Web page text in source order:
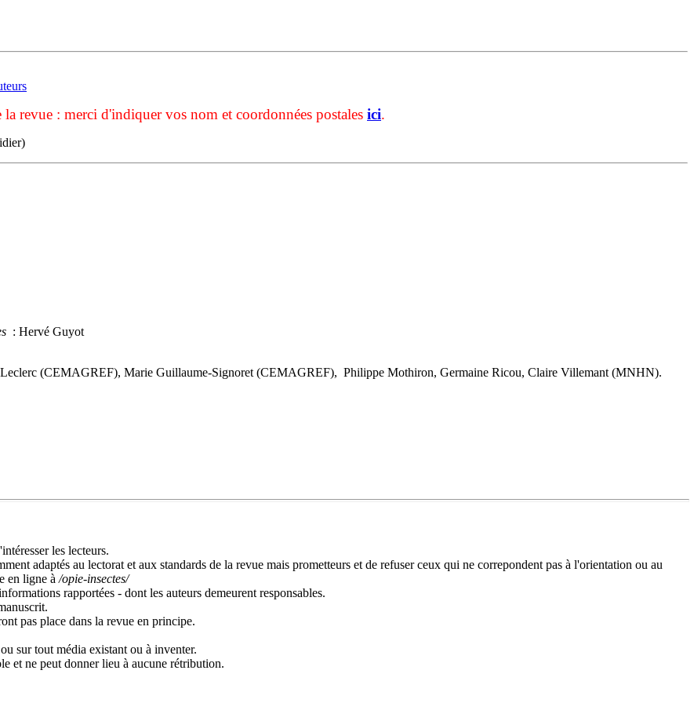
revue : merci d'indiquer vos nom et coordonnées postales ici.
: Hervé Guyot
(CEMAGREF), Marie Guillaume-Signoret (CEMAGREF), Philippe Mothiron, Germaine Ricou, Claire Villemant (MNHN).
les lecteurs.
adaptés au lectorat et aux standards de la revue mais prometteurs et de refuser ceux qui ne correpondent pas à l'orientation ou au
en ligne à /opie-insectes/
rapportées - dont les auteurs demeurent responsables.
pas place dans la revue en principe.
sur tout média existant ou à inventer.
et ne peut donner lieu à aucune rétribution.